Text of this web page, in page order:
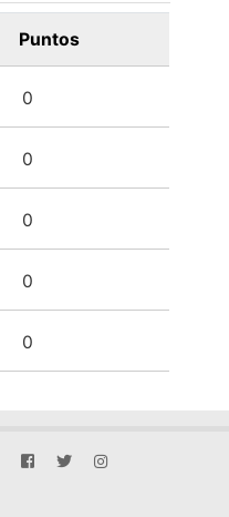
Puntos
0
0
0
0
0